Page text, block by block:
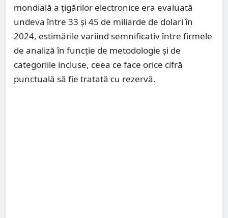
mondială a țigărilor electronice era evaluată
undeva între 33 și 45 de miliarde de dolari în
2024, estimările variind semnificativ între firmele
de analiză în funcție de metodologie și de
categoriile incluse, ceea ce face orice cifră
punctuală să fie tratată cu rezervă.